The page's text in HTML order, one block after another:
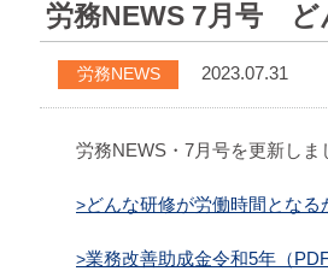
労務NEWS 7月号 ど
労務NEWS 2023.07.31
労務NEWS・7月号を更新しま
どんな研修が労働時間とな
業務改善助成金令和5年（